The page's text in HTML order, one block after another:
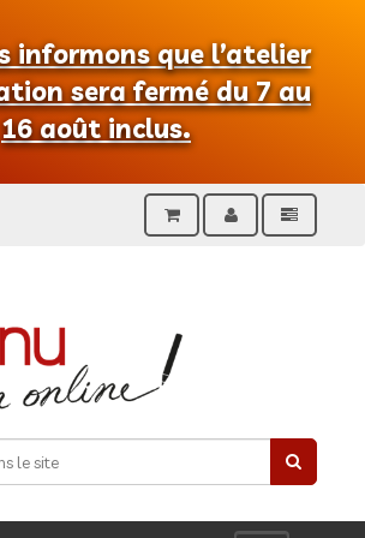
informons que l’atelier
sera fermé du 7 au
16 août inclus.